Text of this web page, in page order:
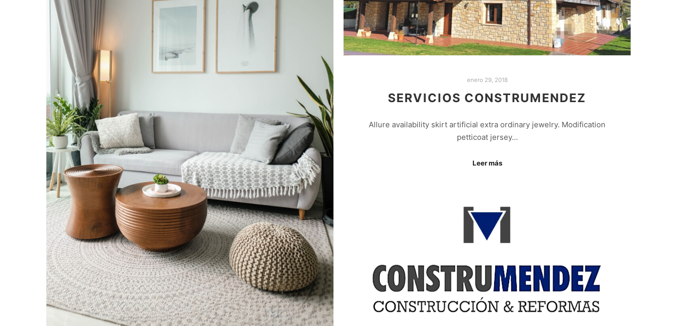
enero 29, 2018
SERVICIOS CONSTRUMENDEZ
Allure availability skirt artificial extra ordinary jewelry. Modification
petticoat jersey…
Leer más